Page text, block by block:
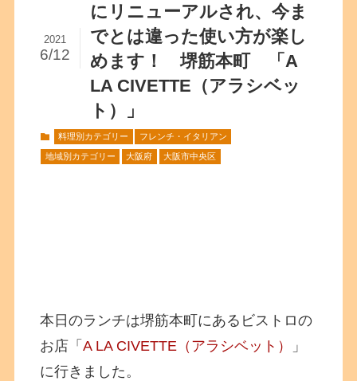
にリニューアルされ、今ま
でとは違った使い方が楽し
めます！ 堺筋本町 「A
LA CIVETTE（アラシベッ
ト）」
2021
6/12
料理別カテゴリー フレンチ・イタリアン
地域別カテゴリー 大阪府 大阪市中央区
本日のランチは堺筋本町にあるビストロの
お店「A LA CIVETTE（アラシベット）
」
に行きました。